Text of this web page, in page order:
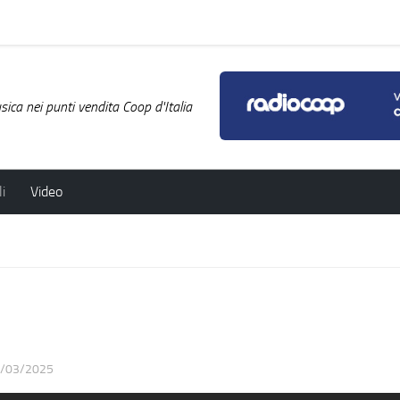
nei punti vendita Coop d'Italia
Video
03/2025